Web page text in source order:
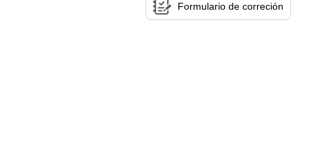
Formulario de correción